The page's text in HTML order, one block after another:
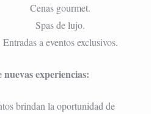
Cenas gourmet.
Spas de lujo.
Entradas a eventos exclusivos.
experiencias:
brindan la oportunidad de